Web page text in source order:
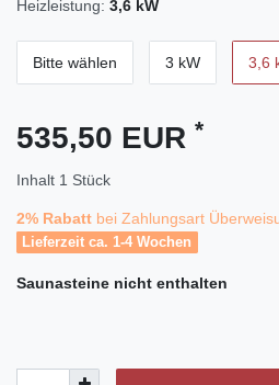
Heizleistung: 3,6 kW
Bitte wählen 3 kW 3,6
535,50 EUR *
Inhalt 1 Stück
2% Rabatt bei Zahlungsart
Lieferzeit ca. 1-4 Wochen
Saunasteine nicht enthalten